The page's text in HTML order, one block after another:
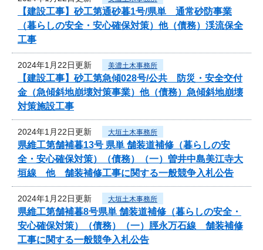
【建設工事】砂工第通砂暮1号/県単 通常砂防事業
（暮らしの安全・安心確保対策）他（債務）渓流保全
工事
2024年1月22日更新 美濃土木事務所
【建設工事】砂工第急傾028号/公共 防災・安全交付
金（急傾斜地崩壊対策事業）他（債務）急傾斜地崩壊
対策施設工事
2024年1月22日更新 大垣土木事務所
県維工第舗補暮13号 県単 舗装道補修（暮らしの安
全・安心確保対策）（債務）（一）曽井中島美江寺大
垣線 他 舗装補修工事に関する一般競争入札公告
2024年1月22日更新 大垣土木事務所
県維工第舗補暮8号県単 舗装道補修（暮らしの安全・
安心確保対策）（債務）（一）脛永万石線 舗装補修
工事に関する一般競争入札公告